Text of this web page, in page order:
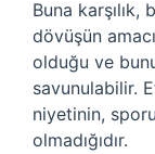
Buna
dövüşün
olduğu ve
savunulabilir.
niyetinin,
olmadığıdır.